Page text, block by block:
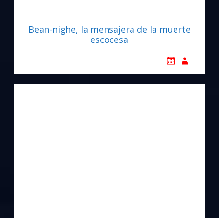
Bean-nighe, la mensajera de la muerte
escocesa